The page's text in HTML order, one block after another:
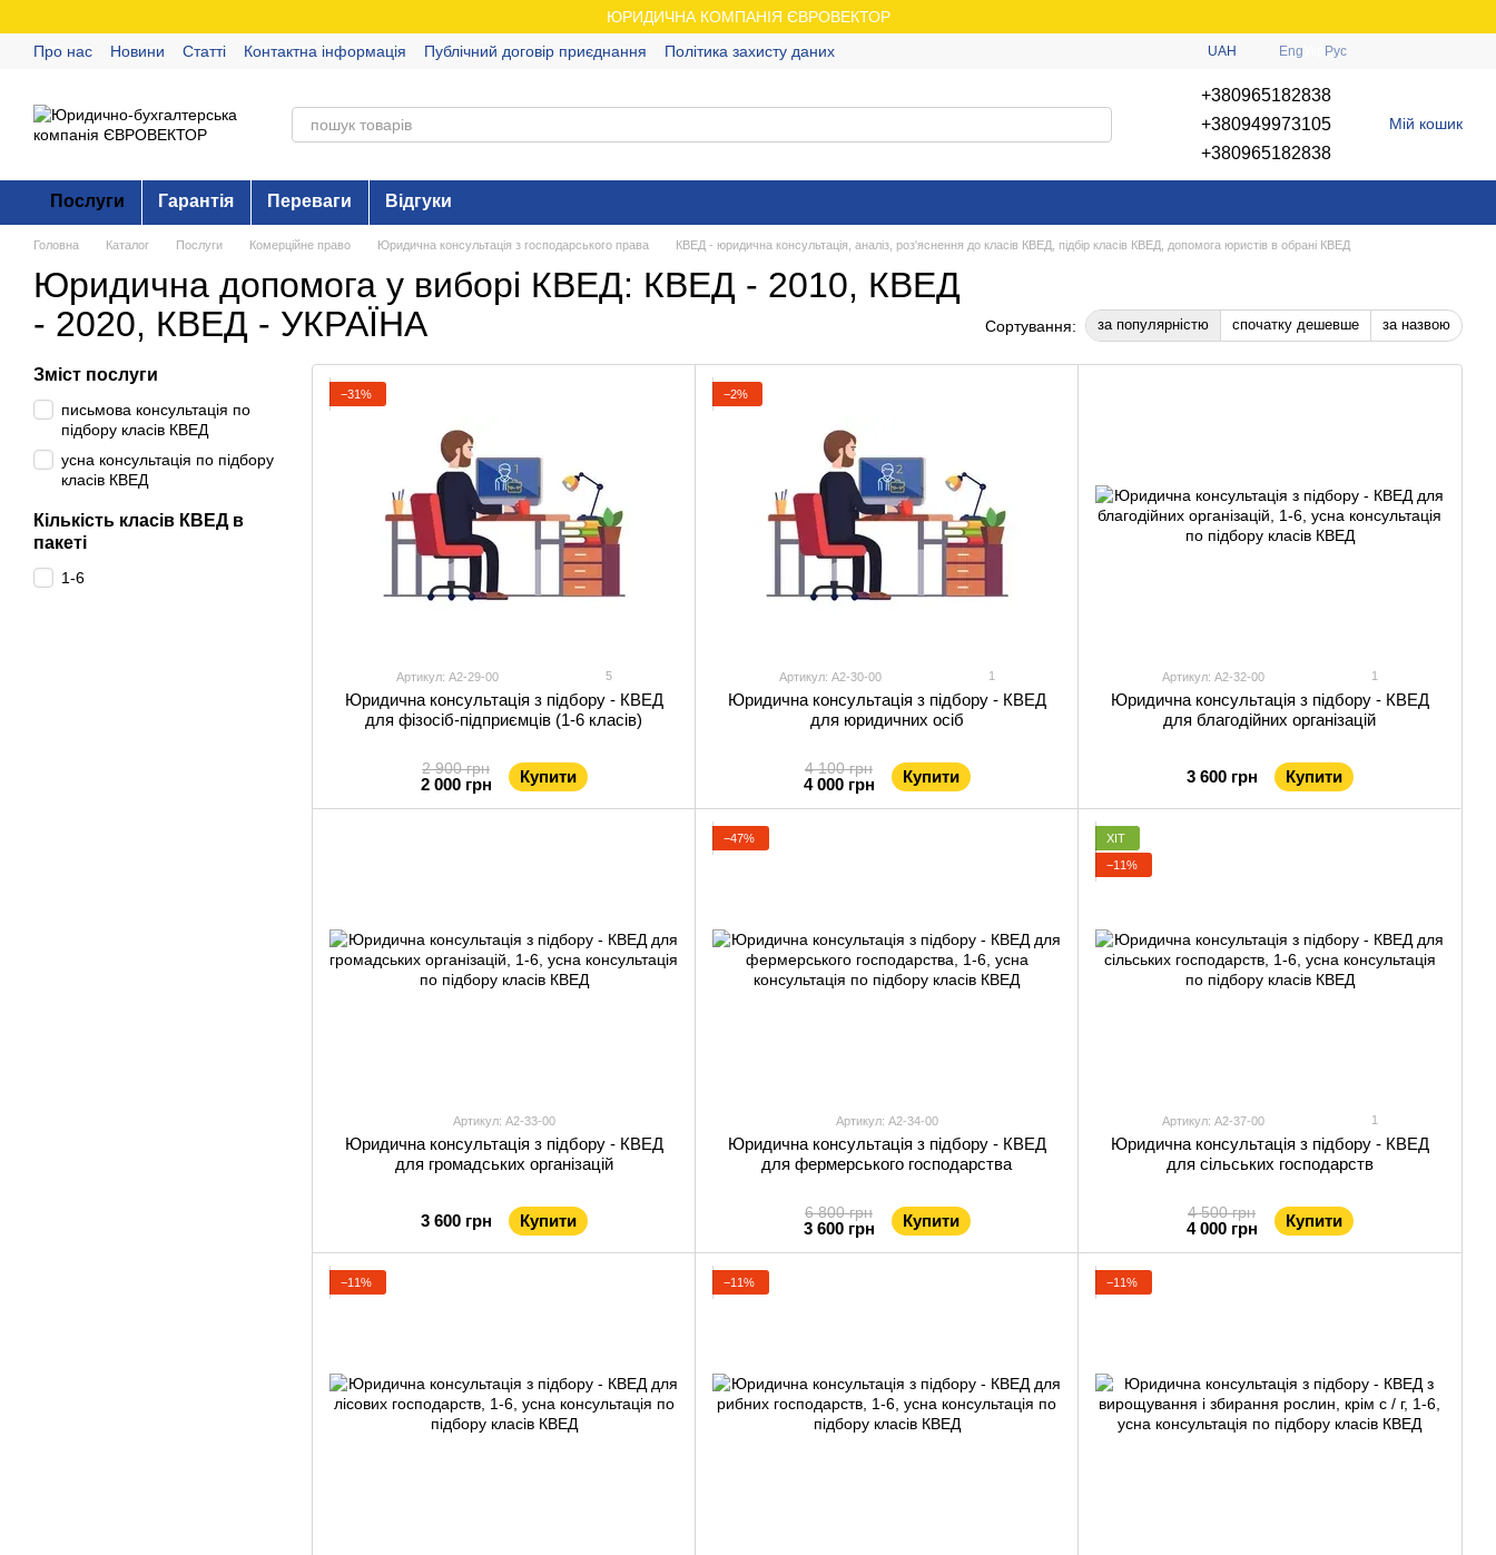
ЮРИДИЧНА КОМПАНІЯ ЄВРОВЕКТОР
Про нас
Новини Статті Контактна інформація Публічний договір приєднання Політика захисту даних UAH Eng Рус
+380965182838
+380949973105
+380965182838
Мій кошик
Послуги Гарантія Переваги Відгуки
Головна Каталог Послуги Комерційне право Юридична консультація з господарського права КВЕД - юридична консультація, аналіз, роз'яснення до класів КВЕД, підбір класів КВЕД, допомога юристів в обрані КВЕД
Юридична допомога у виборі КВЕД: КВЕД - 2010, КВЕД
- 2020, КВЕД - УКРАЇНА
Сортування: за популярністю спочатку дешевше за назвою
−31%
Артикул: А2-29-00 5
Юридична консультація з підбору - КВЕД
для фізосіб-підприємців (1-6 класів)
2 900 грн
2 000 грн Купити
−2%
Артикул: А2-30-00 1
Юридична консультація з підбору - КВЕД
для юридичних осіб
4 100 грн
4 000 грн Купити
Артикул: А2-32-00 1
Юридична консультація з підбору - КВЕД
для благодійних організацій
3 600 грн Купити
Артикул: А2-33-00
Юридична консультація з підбору - КВЕД
для громадських організацій
3 600 грн Купити
−47%
Артикул: А2-34-00
Юридична консультація з підбору - КВЕД
для фермерського господарства
6 800 грн
3 600 грн Купити
ХІТ
−11%
Артикул: А2-37-00 1
Юридична консультація з підбору - КВЕД
для сільських господарств
4 500 грн
4 000 грн Купити
−11% −11% −11%
Зміст послуги
письмова консультація по
підбору класів КВЕД
усна консультація по підбору
класів КВЕД
Кількість класів КВЕД в
пакеті
1-6